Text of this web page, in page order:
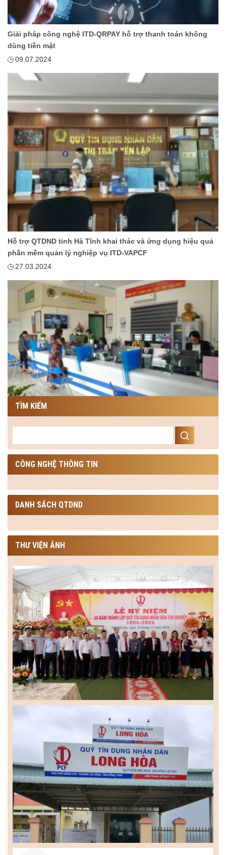
Giải pháp công nghệ ITD-QRPAY hỗ trợ thanh toán không
dùng tiền mặt
09.07.2024
Hỗ trợ QTDND tỉnh Hà Tĩnh khai thác và ứng dụng hiệu quả
phần mềm quản lý nghiệp vụ ITD-VAPCF
27.03.2024
TÌM KIẾM
CÔNG NGHỆ THÔNG TIN
DANH SÁCH QTDND
THƯ VIỆN ẢNH